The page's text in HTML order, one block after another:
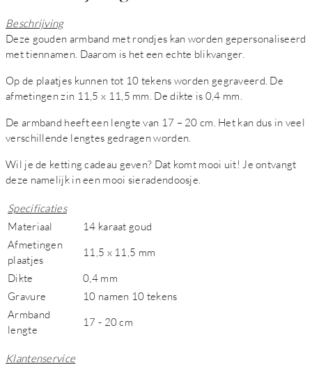
Beschrijving
Deze gouden armband met rondjes kan worden gepersonaliseerd
met tiennamen. Daarom is het een echte blikvanger.
Op de plaatjes kunnen tot 10 tekens worden gegraveerd. De
afmetingen zin 11,5 x 11,5 mm. De dikte is 0,4 mm.
De armband heeft een lengte van 17 – 20 cm. Het kan dus in veel
verschillende lengtes gedragen worden.
Wil je de ketting cadeau geven? Dat komt mooi uit! Je ontvangt
deze namelijk in een mooi sieradendoosje.
Specificaties
Materiaal
14 karaat goud
Afmetingen
plaatjes
11,5 x 11,5 mm
Dikte
0,4 mm
Gravure
10 namen 10 tekens
Armband
lengte
17 - 20 cm
Klantenservice